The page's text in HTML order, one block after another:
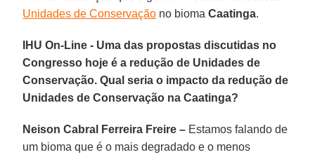
Unidades de Conservação no biomaCaatinga.
IHU On-Line - Uma das propostas discutidas no
Congresso hoje é a redução de Unidades de
Conservação. Qual seria o impacto da redução de
Unidades de Conservação na Caatinga?
Neison Cabral Ferreira Freire – Estamos falando de
um bioma que é o mais degradado e o menos